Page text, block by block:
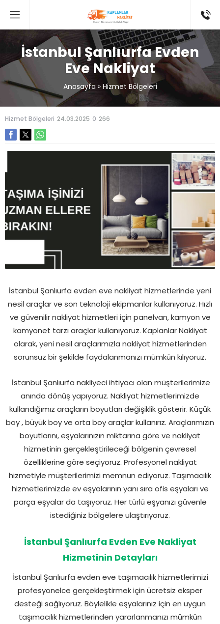
İstanbul Şanlıurfa Evden
Eve Nakliyat
Anasayfa» Hizmet Bölgeleri
Hizmet Bölgeleri 24.03.2025 0 266
İstanbul Şanlıurfa evden eve nakliyat hizmetlerinde yeni
nesil araçlar ve son teknoloji ekipmanlar kullanıyoruz. Hızlı
ve güvenilir nakliyat hizmetleri için panelvan, kamyon ve
kamyonet tarzı araçlar kullanıyoruz. Kaplanlar Nakliyat
olarak, yeni nesil araçlarımızla nakliyat hizmetlerinden
sorunsuz bir şekilde faydalanmanızı mümkün kılıyoruz.
İstanbul Şanlıurfa nakliyeci ihtiyacı olan müşterilerimize
anında dönüş yapıyoruz. Nakliyat hizmetlerimizde
kullandığımız araçların boyutları değişiklik gösterir. Küçük
boy , büyük boy ve orta boy araçlar kullanırız. Araçlarımızın
boyutlarını, eşyalarınızın miktarına göre ve nakliyat
hizmetinin gerçekleştirileceği bölgenin çevresel
özelliklerine göre seçiyoruz. Profesyonel nakliyat
hizmetiyle müşterilerimizi memnun ediyoruz. Taşımacılık
hizmetlerimizde ev eşyalarının yanı sıra ofis eşyaları ve
parça eşyalar da taşıyoruz. Her türlü eşyanızı güvenle
istediğiniz bölgelere ulaştırıyoruz.
İstanbul Şanlıurfa Evden Eve Nakliyat
Hizmetinin Detayları
İstanbul Şanlıurfa evden eve taşımacılık hizmetlerimizi
profesyonelce gerçekleştirmek için ücretsiz eksper
desteği sağlıyoruz. Böylelikle eşyalarınız için en uygun
taşımacılık hizmetlerinden yararlanmanızı mümkün